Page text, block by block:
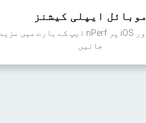
موبائل ایپلی کیشنز
Android اور iOS پر nPerf ایپ کے بارے میں مزید
جانیں